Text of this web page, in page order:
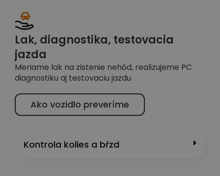
Lak, diagnostika, testovacia
jazda
Meriame lak na zistenie nehôd, realizujeme PC
diagnostiku aj testovaciu jazdu
Ako vozidlo preveríme
Kontrola kolies a bŕzd